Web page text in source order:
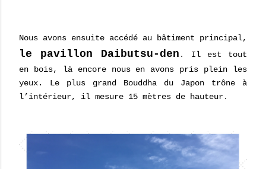
Nous avons ensuite accédé au bâtiment principal,
le pavillon Daibutsu-den . Il est tout
en bois, là encore nous en avons pris plein les
yeux. Le plus grand Bouddha du Japon trône à
l’intérieur, il mesure 15 mètres de hauteur.